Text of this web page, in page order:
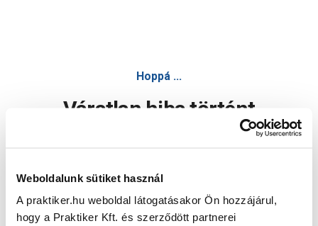
Weboldalunk sütiket használ
A praktiker.hu weboldal látogatásakor Ön hozzájárul,
hogy a Praktiker Kft. és szerződött partnerei
Hoppá ...
Váratlan hiba történt
Oldal újratöltése